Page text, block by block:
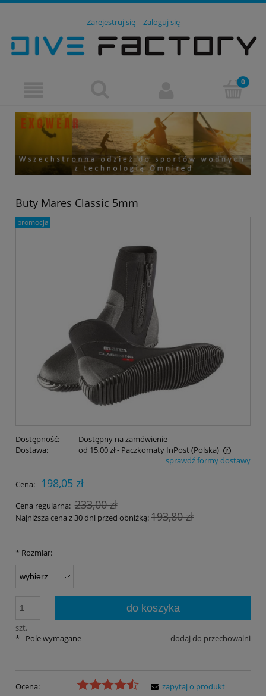
Zarejestruj się Zaloguj się
Buty Mares Classic 5mm
promocja
Dostępność:
Dostępny na zamówienie
Dostawa:
od 15,00 zł- Paczkomaty InPost(Polska)
Cena nie zawiera ewentualnych kosztów płatnościsprawdź formy dostawy
Cena: 198,05 zł
Cena regularna: 233,00 zł
Najniższa cena z 30 dni przed obniżką:193,80 zł
* Rozmiar:
szt.
do koszyka
dodaj do przechowalni
*- Pole wymagane
Ocena:
zapytaj o produkt